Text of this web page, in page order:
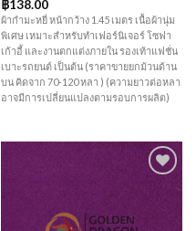
฿138.00
ผ้ากำมะหยี่ หน้ากว้าง 1.45 เมตร เนื้อผ้านุ่ม
พิเศษ เหมาะสำหรับทำเฟอร์นิเจอร์ โซฟา
เก้าอี้ และงานตกแต่งภายใน รองเท้าแฟชั่น
เบาะรถยนต์ เป็นต้น (ราคาขายยกม้วนด้าน
บน คิดจาก 70-120 หลา ) (ความยาวต่อหลา
อาจมีการเปลี่ยนแปลงตามรอบการผลิต)